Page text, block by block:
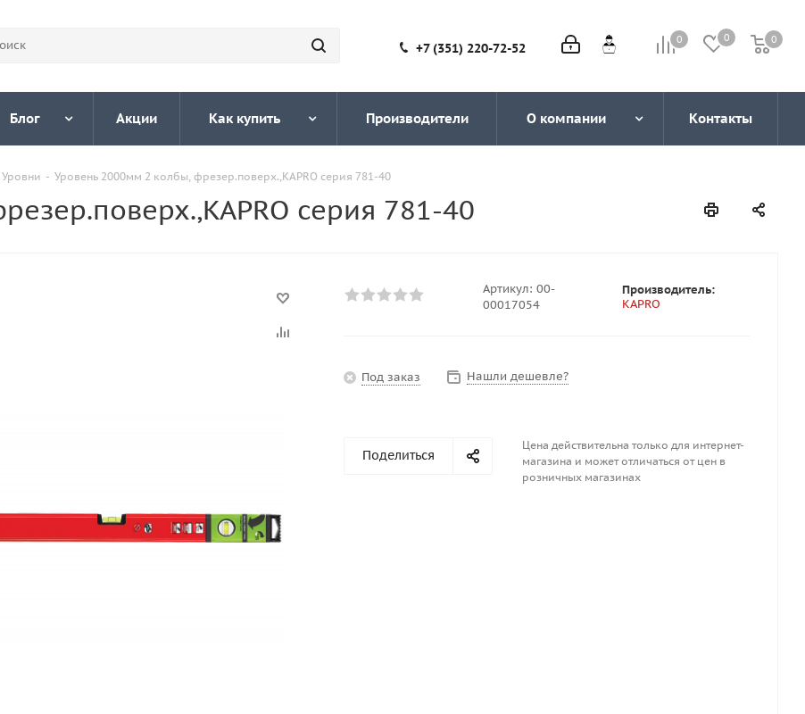
0 0 0
0
+7 (351) 220-72-52
Блог Акции Как купить Производители О компании Контакты
Уровни - Уровень 2000мм 2 колбы, фрезер.поверх.,KAPRO серия 781-40
серия 781-40
Артикул: 00-
00017054
Производитель:
KAPRO
Под заказ Нашли дешевле?
Поделиться
Цена действительна только для интернет-
магазина и может отличаться от цен в
розничных магазинах